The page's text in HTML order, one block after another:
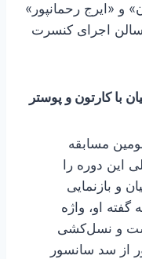
و «ایرج رحمانپور»
سالن اجرای کنسرت
با کارتون و پوستر
مسابقه
این دوره را
و بازنمایی
او، واژه
و نسل‌کشی
از سد سانسور